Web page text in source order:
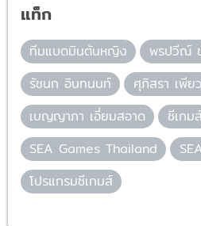
แท็ก
ทีมแบดมินตันหญิง
พรปวีณ์
รัชนก อินทนนท์
ศุภิสรา เพีย
เบญญาภา เอี่ยมสอาด
ซีเกม
SEA Games Thailand
โปรแกรมซีเกมส์